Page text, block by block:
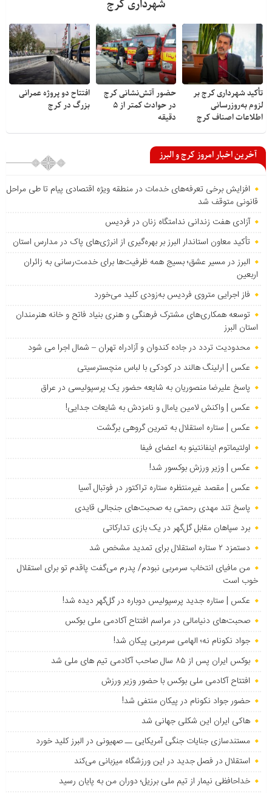
شهرداری کرج
تأکید شهرداری کرج بر
لزوم به‌روزرسانی
اطلاعات اصناف کرج
حضور آتش‌نشانی کرج
در حوادث کمتر از ۵
دقیقه
افتتاح دو پروژه عمرانی
بزرگ در کرج
آخرین اخبار امروز کرج و البرز
افزایش برخی تعرفه‌های خدمات در منطقه ویژه اقتصادی پیام تا طی مراحل
قانونی متوقف شد
آزادی هفت زندانی ندامتگاه زنان در فردیس
تأکید معاون استاندار البرز بر بهره‌گیری از انرژی‌های پاک در مدارس استان
البرز در مسیر عشق؛ بسیج همه ظرفیت‌ها برای خدمت‌رسانی به زائران
اربعین
فاز اجرایی متروی فردیس به‌زودی کلید می‌خورد
توسعه همکاری‌های مشترک فرهنگی و هنری بنیاد فاتح و خانه هنرمندان
استان البرز
محدودیت تردد در جاده کندوان و آزادراه تهران – شمال اجرا می شود
عکس | ارلینگ هالند در کودکی با لباس منچسترسیتی
پاسخ علیرضا منصوریان به شایعه حضور یک پرسپولیسی در عراق
عکس | واکنش لامین یامال و نامزدش به شایعات جدایی!
عکس | ستاره استقلال به تمرین گروهی برگشت
اولتیماتوم اینفانتینو به اعضای فیفا
عکس | وزیر ورزش بوکسور شد!
عکس | مقصد غیرمنتظره ستاره تراکتور در فوتبال آسیا
پاسخ تند مهدی رحمتی به صحبت‌های جنجالی قایدی
برد سپاهان مقابل گل‌گهر در یک بازی تدارکاتی
دستمزد ۲ ستاره استقلال برای تمدید مشخص شد
من مافیای انتخاب سرمربی نبودم/ پدرم می‌گفت پاقدم تو برای استقلال
خوب است
عکس | ستاره جدید پرسپولیس دوباره در گل‌گهر دیده شد!
صحبت‌های دنیامالی در مراسم افتتاح آکادمی ملی بوکس
جواد نکونام نه؛ الهامی سرمربی پیکان شد!
بوکس ایران پس از ۸۵ سال صاحب آکادمی تیم های ملی شد
افتتاح آکادمی ملی بوکس با حضور وزیر ورزش
حضور جواد نکونام در پیکان منتفی شد!
هاکی ایران این شکلی جهانی شد
مستندسازی جنایات جنگی آمریکایی ــ صهیونی در البرز کلید خورد
استقلال در فصل جدید در این ورزشگاه میزبانی می‌کند
خداحافظی نیمار از تیم ملی برزیل؛ دوران من به پایان رسید